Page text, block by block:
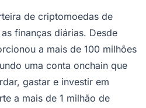
de criptomoedas de
finanças diárias. Desde
a mais de 100 milhões
uma conta onchain que
gastar e investir em
a mais de 1 milhão de